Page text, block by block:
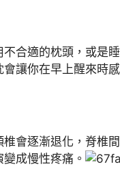
合適的枕頭，或是
讓你在早上醒來時
椎會逐漸退化，脊椎
成慢性疼痛。